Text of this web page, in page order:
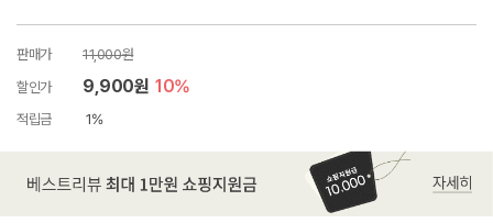
판매가
11,000원
할인가
9,900원 10%
적립금 1%